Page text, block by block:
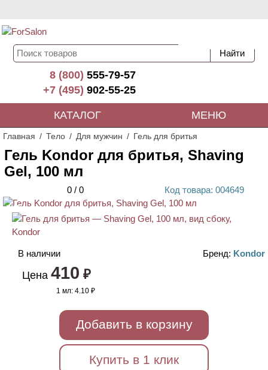
8 (800)555-79-57
+7 (495)902-55-25
КАТАЛОГ МЕНЮ
Главная Тело Для мужчин Гель для бритья
Гель Kondor для бритья, Shaving
Gel, 100 мл
0 / 0 Код товара: 004649
ХИТ
В наличии Бренд: Kondor
Цена 410 ₽
1 мл:4.10 ₽
Добавить в корзину
Купить в 1 клик